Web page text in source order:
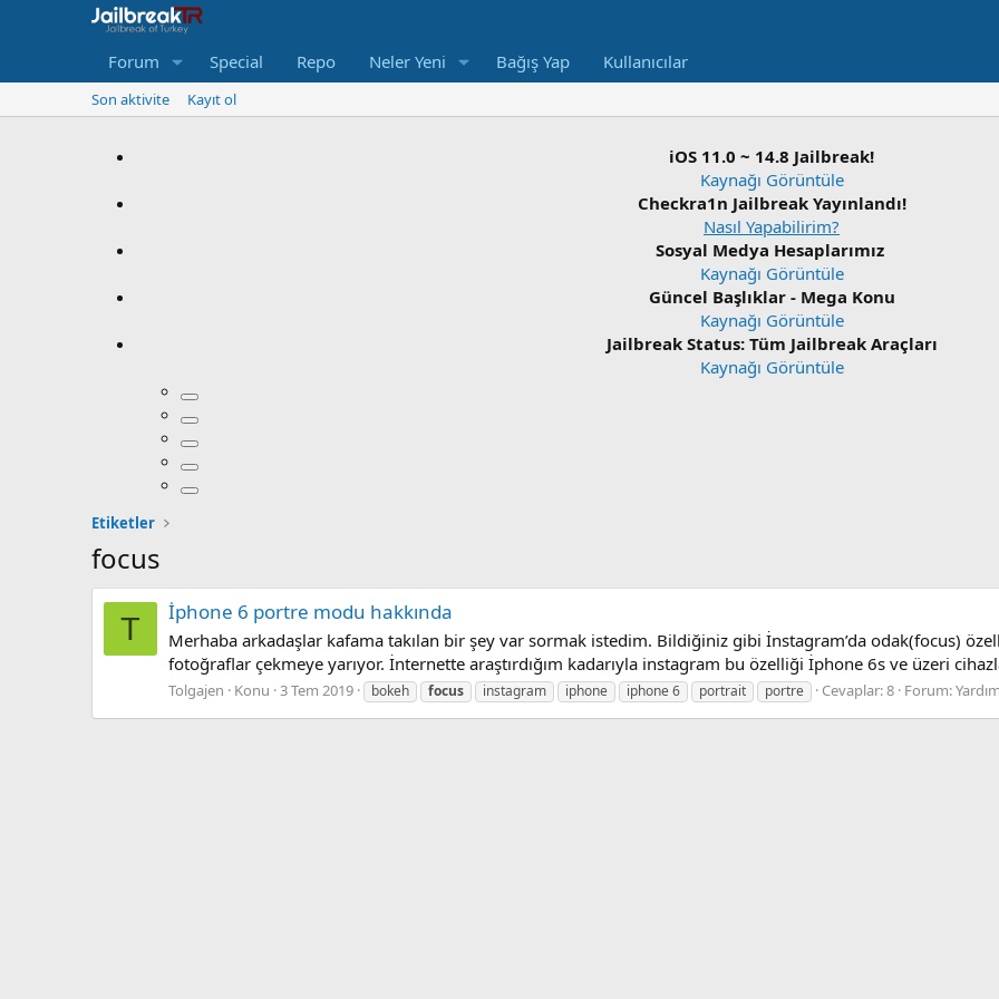
Forum Special Repo Neler Yeni Bağış Yap Kullanıcılar
Son aktivite Kayıt ol
iOS 11.0 ~ 14.8 Jailbreak!
Kaynağı Görüntüle
Checkra1n Jailbreak Yayınlandı!
Nasıl Yapabilirim?
Sosyal Medya Hesaplarımız
Kaynağı Görüntüle
Güncel Başlıklar - Mega Konu
Kaynağı Görüntüle
Jailbreak Status: Tüm Jailbreak Araçları
Kaynağı Görüntüle
Etiketler
focus
T İphone 6 portre modu hakkında
Merhaba arkadaşlar kafama takılan bir şey var sormak istedim. Bildiğiniz gibi İnstagram’da odak(focus)
fotoğraflar çekmeye yarıyor. İnternette araştırdığım kadarıyla instagram bu özelliği İphone 6s ve üzeri
Tolgajen Konu 3 Tem 2019 bokeh focus instagram iphone iphone 6 portrait portre Cevaplar: 8 Forum: